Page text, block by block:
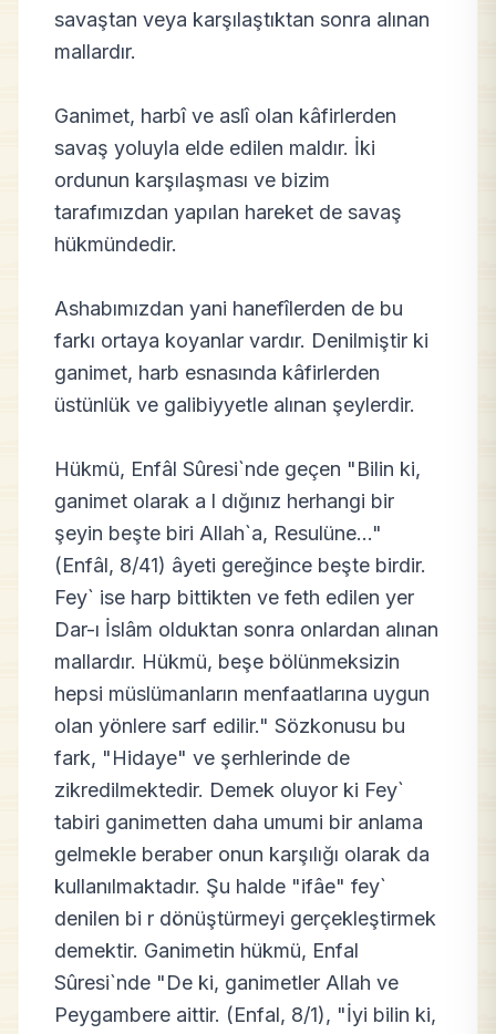
savaştan veya karşılaştıktan sonra alınan
mallardır.
Ganimet, harbî ve aslî olan kâfirlerden
savaş yoluyla elde edilen maldır. İki
ordunun karşılaşması ve bizim
tarafımızdan yapılan hareket de savaş
hükmündedir.
Ashabımızdan yani hanefîlerden de bu
farkı ortaya koyanlar vardır. Denilmiştir ki
ganimet, harb esnasında kâfirlerden
üstünlük ve galibiyyetle alınan şeylerdir.
Hükmü, Enfâl Sûresi`nde geçen "Bilin ki,
ganimet olarak a l dığınız herhangi bir
şeyin beşte biri Allah`a, Resulüne..."
(Enfâl, 8/41) âyeti gereğince beşte birdir.
Fey` ise harp bittikten ve feth edilen yer
Dar-ı İslâm olduktan sonra onlardan alınan
mallardır. Hükmü, beşe bölünmeksizin
hepsi müslümanların menfaatlarına uygun
olan yönlere sarf edilir." Sözkonusu bu
fark, "Hidaye" ve şerhlerinde de
zikredilmektedir. Demek oluyor ki Fey`
tabiri ganimetten daha umumi bir anlama
gelmekle beraber onun karşılığı olarak da
kullanılmaktadır. Şu halde "ifâe" fey`
denilen bi r dönüştürmeyi gerçekleştirmek
demektir. Ganimetin hükmü, Enfal
Sûresi`nde "De ki, ganimetler Allah ve
Peygambere aittir. (Enfal, 8/1), "İyi bilin ki,